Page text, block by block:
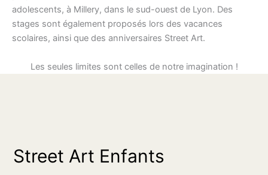
adolescents, à Millery, dans le sud-ouest de Lyon. Des
stages sont également proposés lors des vacances
scolaires, ainsi que des anniversaires Street Art.
Les seules limites sont celles de notre imagination !
Street Art Enfants